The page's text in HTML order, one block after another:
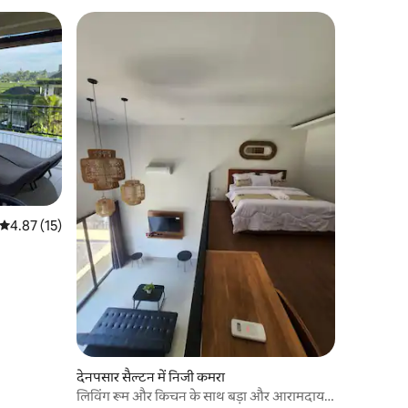
औसत रेटिंग 5 में से 4.87, 15 समीक्षाएँ
4.87 (15)
देनपसार सैल्टन में निजी कमरा
लिविंग रूम और किचन के साथ बड़ा और आरामदायक